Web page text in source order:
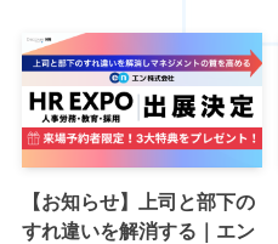
【お知らせ】上司と部下の
すれ違いを解消する｜エン